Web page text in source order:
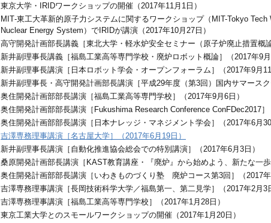
東京大学・IRIDワークショップの開催（2017年11月1日）
MIT‐東工大革新的原子力システムに関するワークショップ（MIT-Tokyo
Nuclear Energy System）でIRIDが講演（2017年10月27日）
高守開発計画部長講義［東北大学・軽水炉安全セミナー（原子炉廃止措置概
新井副理事長講義［福島工業高等専門学校・廃炉ロボット概論］（2017年9月
新井副理事長講演［日本ロボット学会・オープンフォーラム］（2017年9月11
新井副理事長・高守開発計画部長講演［平成29年度（第3回）国内サマースク
奥住開発計画部部長講演［福島工業高等専門学校］（2017年9月6日）
奥住開発計画部部長講演［Fukushima Research Conference ConFDec2017］
奥住開発計画部部長講演［日本ナレッジ・マネジメント学会］（2017年6月30
吉澤専務理事講演［名古屋大学］（2017年6月19日）
新井副理事長講演［自動化推進協会総会での特別講演］（2017年6月3日）
桑原開発計画部長講演［KAST教育講座・『廃炉』から始めよう、新たな一歩
奥住開発計画部部長講演［いわきものづくり塾 廃炉コース第3回］（2017年
吉澤専務理事講演［長岡技術科学大学／福島第一、第二見学］（2017年2月3
吉澤専務理事講演［福島工業高等専門学校］（2017年1月28日）
東京工業大学とのスモールワークショップの開催（2017年1月20日）